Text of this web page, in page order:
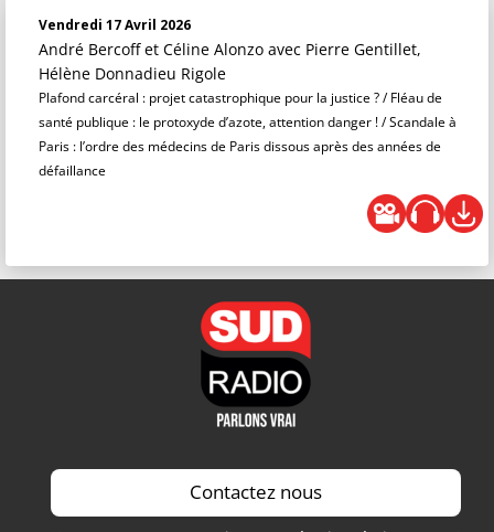
Vendredi 17 Avril 2026
André Bercoff et Céline Alonzo avec Pierre Gentillet,
Hélène Donnadieu Rigole
Plafond carcéral : projet catastrophique pour la justice ? / Fléau de
santé publique : le protoxyde d’azote, attention danger ! / Scandale à
Paris : l’ordre des médecins de Paris dissous après des années de
défaillance
Contactez nous